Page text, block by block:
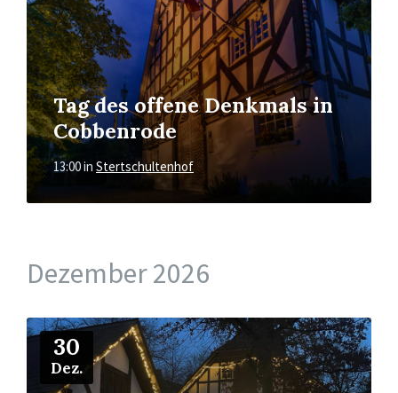
Tag des offene Denkmals in
Cobbenrode
13:00in Stertschultenhof
Dezember 2026
30
Dez.
Mehr